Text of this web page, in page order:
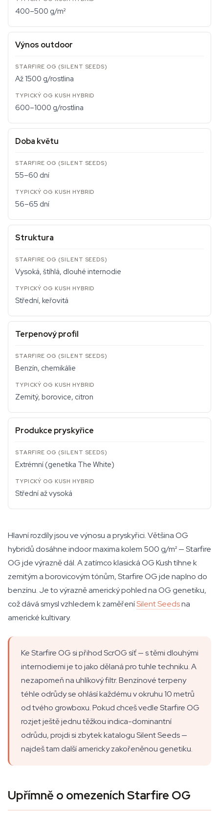
400–500 g/m²
Výnos outdoor
Až 1500 g/rostlina
600–1000 g/rostlina
Doba květu
55–60 dní
56–65 dní
Struktura
Vysoká, štíhlá, dlouhé internodie
Střední, keřovitá
Terpenový profil
Benzín, chemikálie
Zemitý, borovice, citron
Produkce pryskyřice
Extrémní (genetika The White)
Střední až vysoká
Hlavní rozdíly jsou ve výnosu a pryskyřici. Většina OG
hybridů dosáhne indoor maxima kolem 500 g/m² — Starfire
OG jde výrazně dál. A zatímco klasická OG Kush tíhne k
zemitým a borovicovým tónům, Starfire OG jde naplno do
benzínu. Je to výrazně americký pohled na OG genetiku,
což dává smysl vzhledem k zaměřeníSilent Seedsna
americké kultivary.
Ke Starfire OG si přihod ScrOG síť — s těmi dlouhými
internodiemi je to jako dělaná pro tuhle techniku. A
nezapomeň na uhlíkový filtr. Benzínové terpeny
téhle odrůdy se ohlásí každému v okruhu 10 metrů
od tvého growboxu. Pokud chceš vedle Starfire OG
rozjet ještě jednu těžkou indica-dominantní
odrůdu, projdi si zbytek katalogu Silent Seeds —
najdeš tam další americky zakořeněnou genetiku.
Upřímně o omezeních Starfire OG